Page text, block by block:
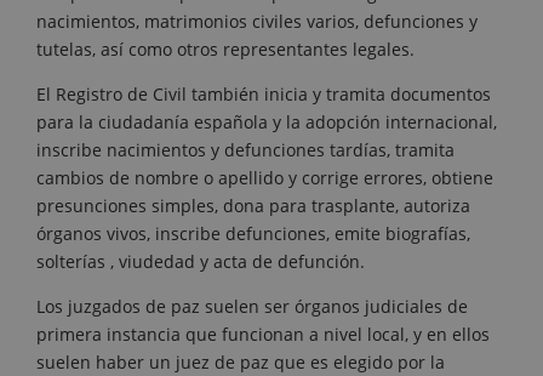
nacimientos, matrimonios civiles varios, defunciones y
tutelas, así como otros representantes legales.
El Registro de Civil también inicia y tramita documentos
para la ciudadanía española y la adopción internacional,
inscribe nacimientos y defunciones tardías, tramita
cambios de nombre o apellido y corrige errores, obtiene
presunciones simples, dona para trasplante, autoriza
órganos vivos, inscribe defunciones, emite biografías,
solterías , viudedad y acta de defunción.
Los juzgados de paz suelen ser órganos judiciales de
primera instancia que funcionan a nivel local, y en ellos
suelen haber un juez de paz que es elegido por la